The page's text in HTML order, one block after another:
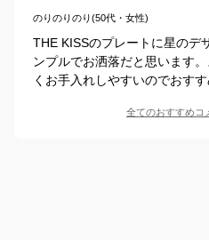
のりのりのり(50代・女性)
THE KISSのプレートに星のデ
ンプルでお洒落だと思います
くお手入れしやすいのでおすす
全てのおすすめコ